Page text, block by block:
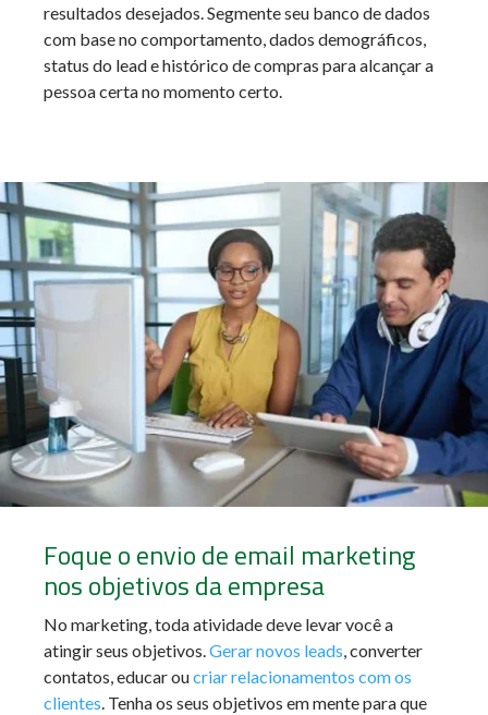
resultados desejados. Segmente seu banco de dados
com base no comportamento, dados demográficos,
status do lead e histórico de compras para alcançar a
pessoa certa no momento certo.
Foque o envio de email marketing
nos objetivos da empresa
No marketing, toda atividade deve levar você a
atingir seus objetivos.Gerar novos leads, converter
contatos, educar oucriar relacionamentos com os
clientes. Tenha os seus objetivos em mente para que